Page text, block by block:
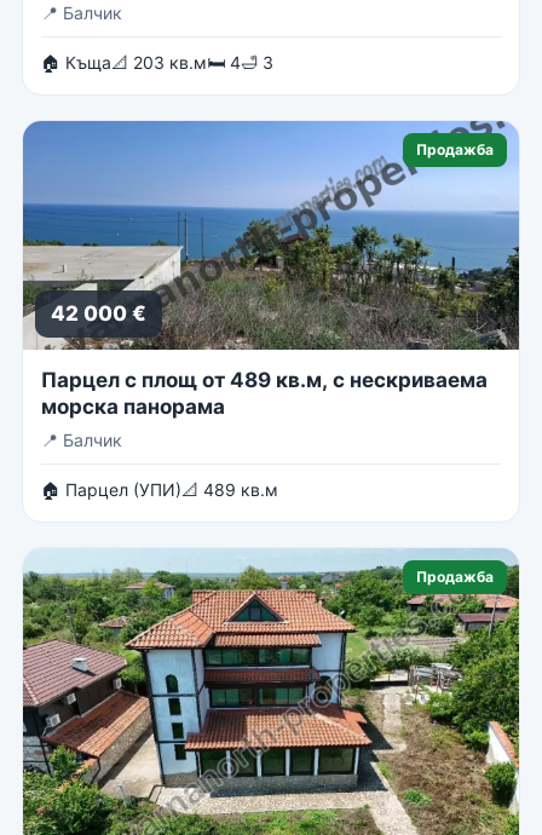
📍 Балчик
🏠 Къща📐 203 кв.м🛏 4🛁 3
Продажба
42 000 €
Парцел с площ от 489 кв.м, с нескриваема
морска панорама
📍 Балчик
🏠 Парцел (УПИ)📐 489 кв.м
Продажба